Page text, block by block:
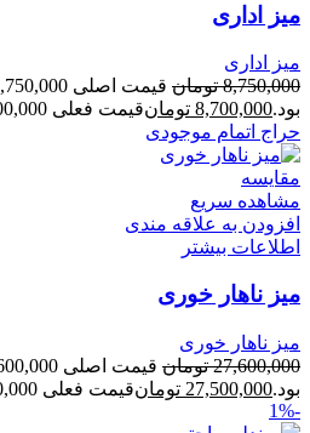
میز اداری
میز اداری
8,750,000 تومان
بود.8,700,000 تومانقیمت فعلی 8,700,000 تومان است.
حراج اتمام موجودی
مقایسه
مشاهده سریع
افزودن به علاقه مندی
اطلاعات بیشتر
میز ناهار خوری
میز ناهار خوری
27,600,000 تومان
بود.27,500,000 تومانقیمت فعلی 27,500,000 تومان است.
-1%